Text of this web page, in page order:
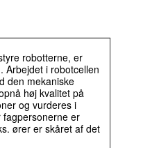
robotterne, er
Arbejdet i robotcellen
den mekaniske
høj kvalitet på
og vurderes i
er
ører er skåret af det